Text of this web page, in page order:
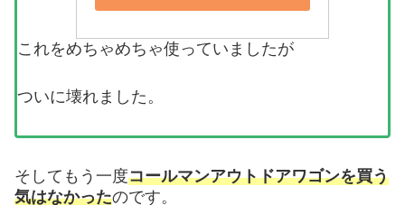
これをめちゃめちゃ使っていましたが
ついに壊れました。
そしてもう一度コールマンアウトドアワゴンを買う
気はなかったのです。